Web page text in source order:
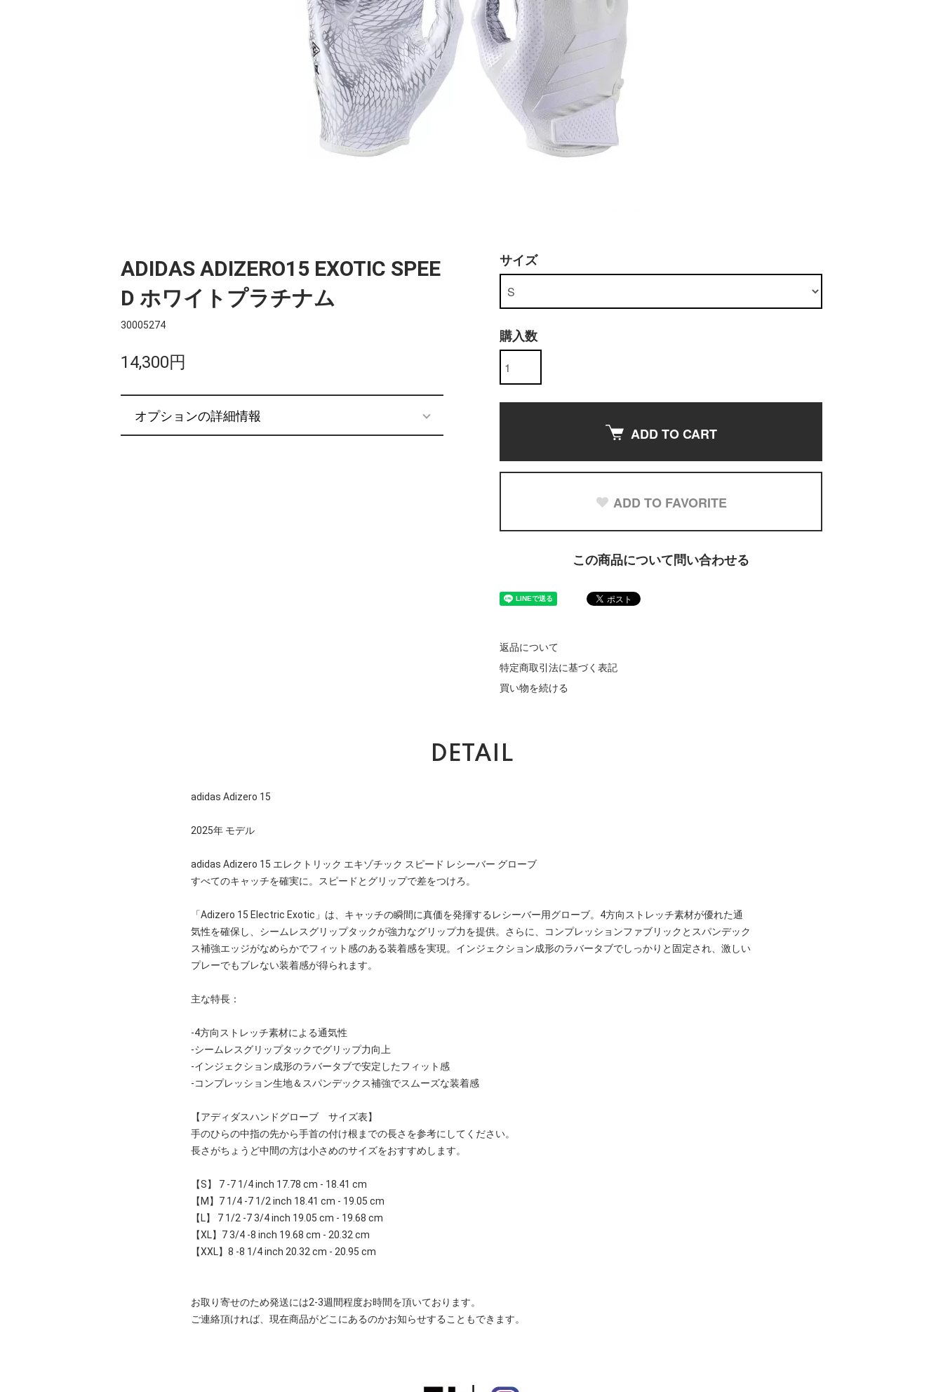
ADIDAS ADIZERO15 EXOTIC SPEE
D ホワイトプラチナム
30005274
14,300円
オプションの詳細情報
サイズ
購入数
ADD TO CART
ADD TO FAVORITE
この商品について問い合わせる
返品について
特定商取引法に基づく表記
買い物を続ける
DETAIL
adidas Adizero 15
2025年 モデル
adidas Adizero 15 エレクトリック エキゾチック スピード レシーバー グローブ
すべてのキャッチを確実に。スピードとグリップで差をつけろ。
「Adizero 15 Electric Exotic」は、キャッチの瞬間に真価を発揮するレシーバー用グローブ。4方向ストレッチ素材が優れた通
気性を確保し、シームレスグリップタックが強力なグリップ力を提供。さらに、コンプレッションファブリックとスパンデック
ス補強エッジがなめらかでフィット感のある装着感を実現。インジェクション成形のラバータブでしっかりと固定され、激しい
プレーでもブレない装着感が得られます。
主な特長：
-4方向ストレッチ素材による通気性
-シームレスグリップタックでグリップ力向上
-インジェクション成形のラバータブで安定したフィット感
-コンプレッション生地＆スパンデックス補強でスムーズな装着感
【アディダスハンドグローブ サイズ表】
手のひらの中指の先から手首の付け根までの長さを参考にしてください。
長さがちょうど中間の方は小さめのサイズをおすすめします。
【S】 7 -7 1/4 inch 17.78 cm - 18.41 cm
【M】7 1/4 -7 1/2 inch 18.41 cm - 19.05 cm
【L】 7 1/2 -7 3/4 inch 19.05 cm - 19.68 cm
【XL】7 3/4 -8 inch 19.68 cm - 20.32 cm
【XXL】8 -8 1/4 inch 20.32 cm - 20.95 cm
お取り寄せのため発送には2-3週間程度お時間を頂いております。
ご連絡頂ければ、現在商品がどこにあるのかお知らせすることもできます。